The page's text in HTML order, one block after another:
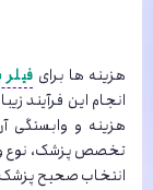
هزینه ها برای فیلر
انجام این فرآیند
هزینه و وابستگی
تخصص پزشک، نوع و
انتخاب صحیح پزشک